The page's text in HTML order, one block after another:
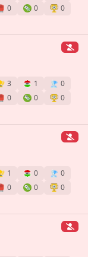
0 0
0
3 1
0
0 0
0
1 0
0
0 0
0